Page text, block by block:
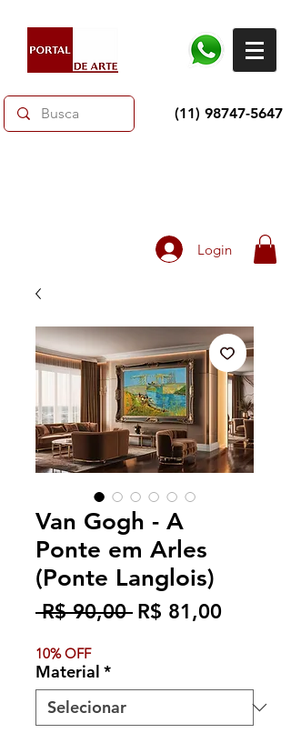
(11) 98747-5647
Login
Van Gogh - A
Ponte em Arles
(Ponte Langlois)
R$ 90,00 Preço
R$ 81,00Preço
10% OFF
Material *